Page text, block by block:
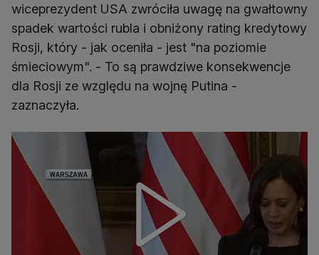
wiceprezydent USA zwróciła uwagę na gwałtowny
spadek wartości rubla i obniżony rating kredytowy
Rosji, który - jak oceniła - jest "na poziomie
śmieciowym". - To są prawdziwe konsekwencje
dla Rosji ze względu na wojnę Putina -
zaznaczyła.